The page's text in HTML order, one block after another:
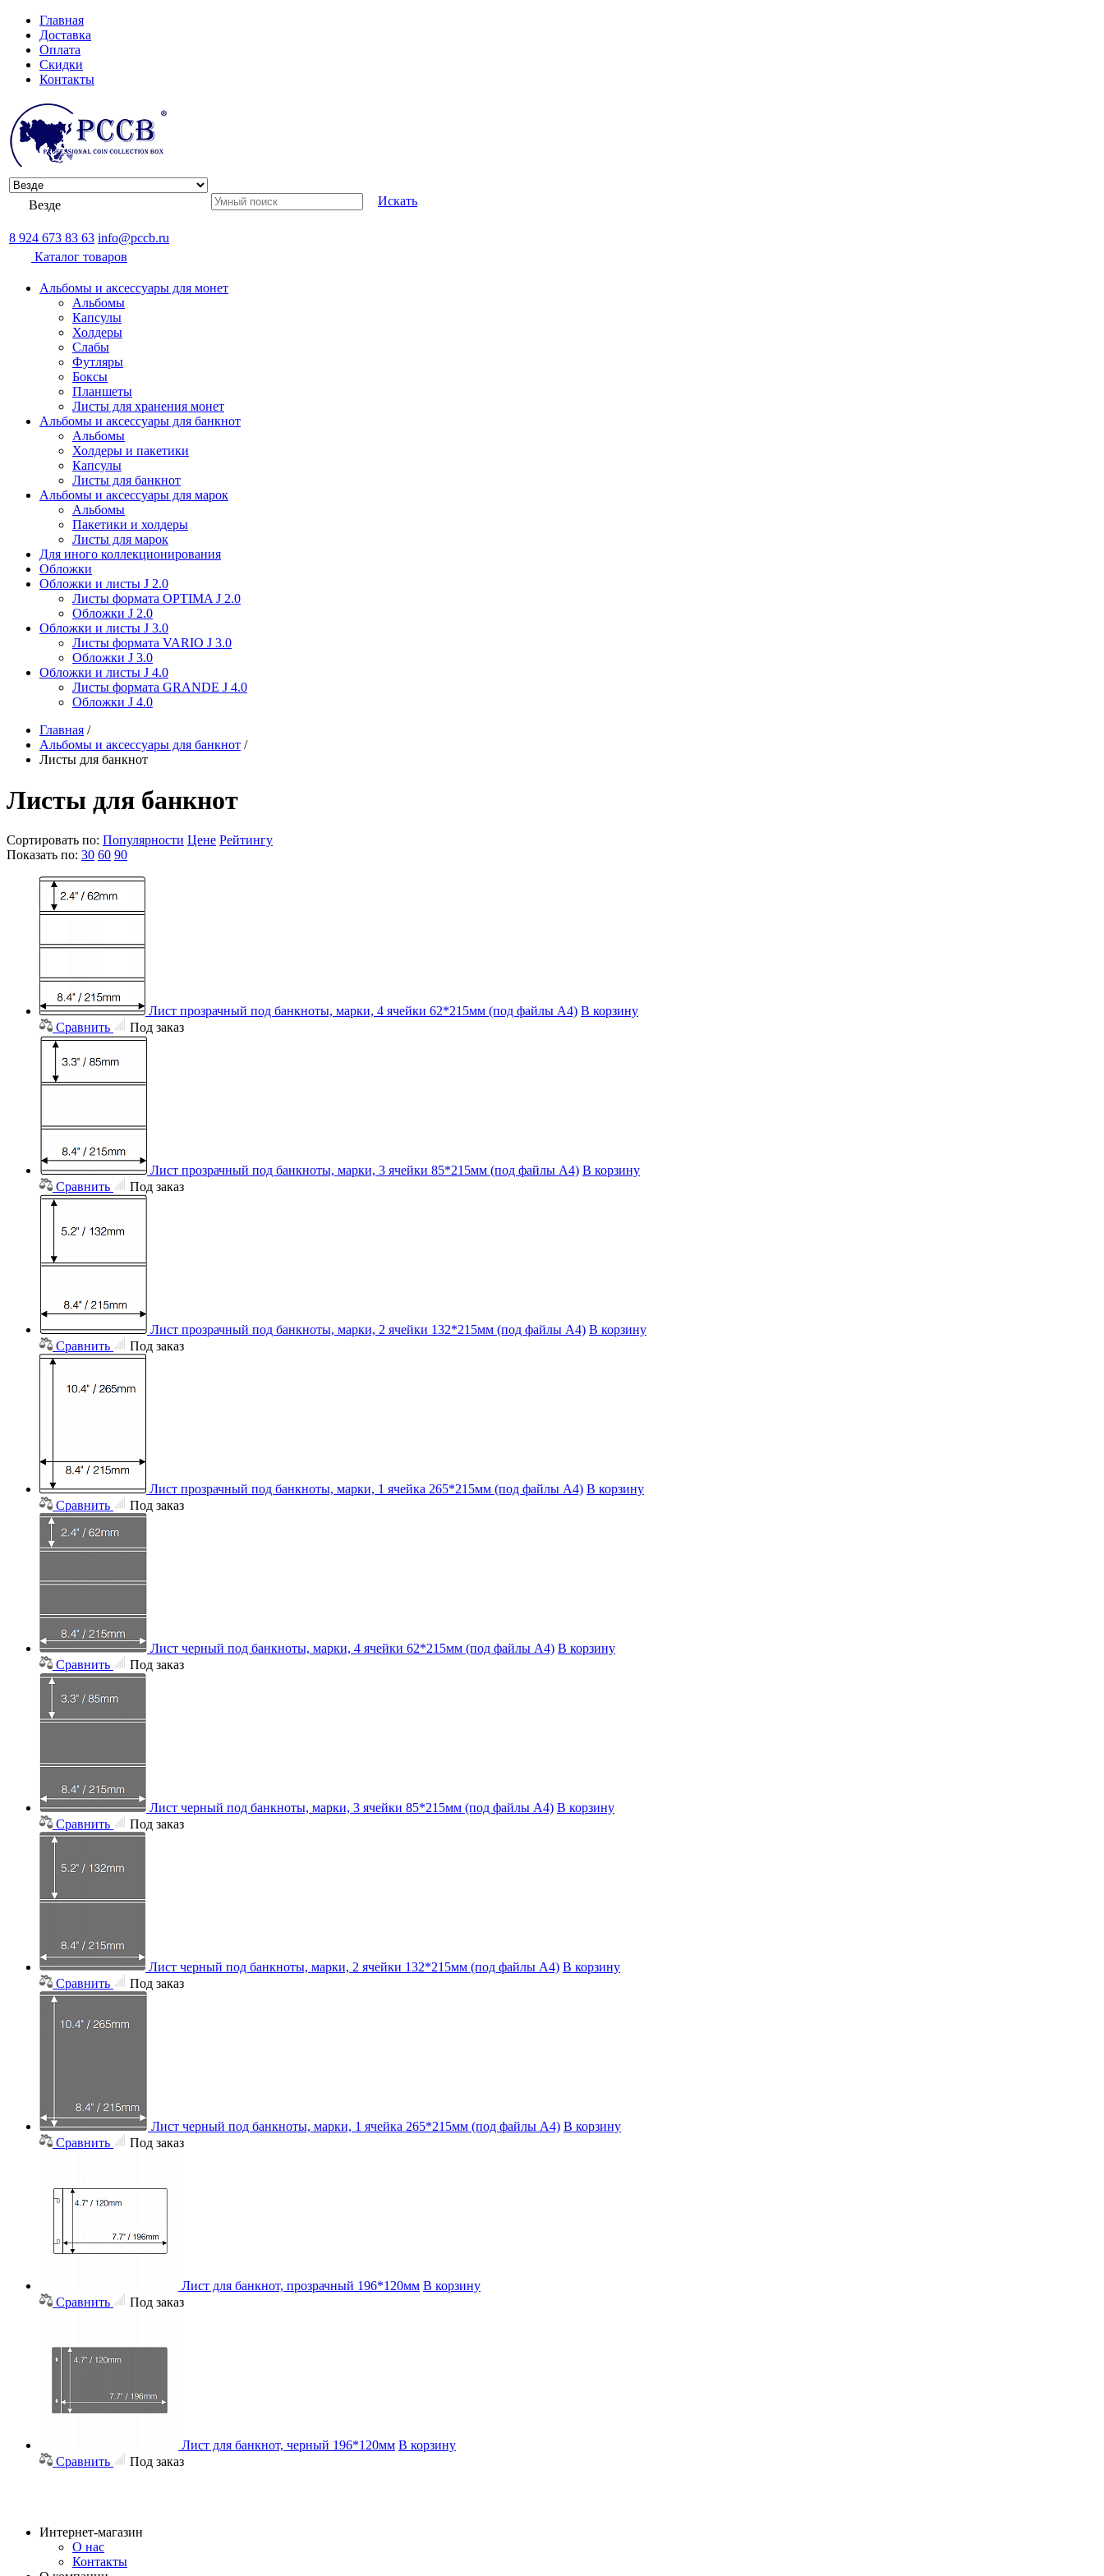
Главная
Доставка
Оплата
Скидки
Контакты
Везде Искать
8 924 673 83 63 info@pccb.ru
Каталог товаров
Альбомы и аксессуары для монет
Альбомы
Капсулы
Холдеры
Слабы
Футляры
Боксы
Планшеты
Листы для хранения монет
Альбомы и аксессуары для банкнот
Альбомы
Холдеры и пакетики
Капсулы
Листы для банкнот
Альбомы и аксессуары для марок
Альбомы
Пакетики и холдеры
Листы для марок
Для иного коллекционирования
Обложки
Обложки и листы J 2.0
Листы формата OPTIMA J 2.0
Обложки J 2.0
Обложки и листы J 3.0
Листы формата VARIO J 3.0
Обложки J 3.0
Обложки и листы J 4.0
Листы формата GRANDE J 4.0
Обложки J 4.0
Главная /
Альбомы и аксессуары для банкнот /
Листы для банкнот
Листы для банкнот
Сортировать по: Популярности Цене Рейтингу
Показать по: 30 60 90
Лист прозрачный под банкноты, марки, 4 ячейки 62*215мм (под файлы А4) В корзину
Сравнить
Под заказ
Лист прозрачный под банкноты, марки, 3 ячейки 85*215мм (под файлы А4) В корзину
Сравнить
Под заказ
Лист прозрачный под банкноты, марки, 2 ячейки 132*215мм (под файлы А4) В корзину
Сравнить
Под заказ
Лист прозрачный под банкноты, марки, 1 ячейка 265*215мм (под файлы А4) В корзину
Сравнить
Под заказ
Лист черный под банкноты, марки, 4 ячейки 62*215мм (под файлы А4) В корзину
Сравнить
Под заказ
Лист черный под банкноты, марки, 3 ячейки 85*215мм (под файлы А4) В корзину
Сравнить
Под заказ
Лист черный под банкноты, марки, 2 ячейки 132*215мм (под файлы А4) В корзину
Сравнить
Под заказ
Лист черный под банкноты, марки, 1 ячейка 265*215мм (под файлы А4) В корзину
Сравнить
Под заказ
Лист для банкнот, прозрачный 196*120мм В корзину
Сравнить
Под заказ
Лист для банкнот, черный 196*120мм В корзину
Сравнить
Под заказ
Интернет-магазин
О нас
Контакты